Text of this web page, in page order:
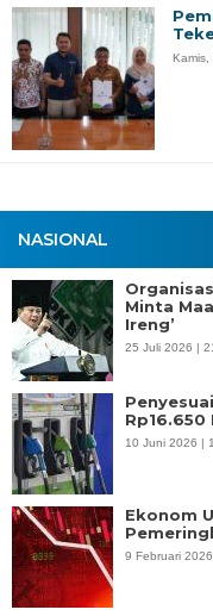
NASIONAL
Minta
Ireng’
25 Juli 2026 |
10 Juni 2026 |
Ekonom
9 Februari
Kamis,